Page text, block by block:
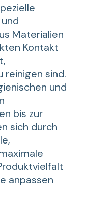
Materialien
Kontakt
reinigen sind.
und
bis zur
sich durch
anpassen